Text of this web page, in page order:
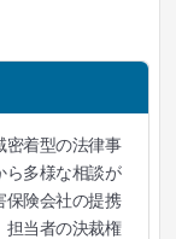
密着型の法律事
ら多様な相談が
保険会社の提携
担当者の決裁権